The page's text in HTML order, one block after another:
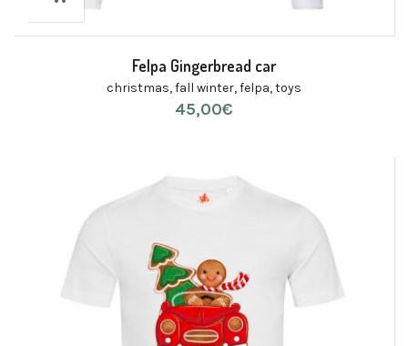
Felpa Gingerbread car
christmas,fall winter,felpa,toys
45,00€